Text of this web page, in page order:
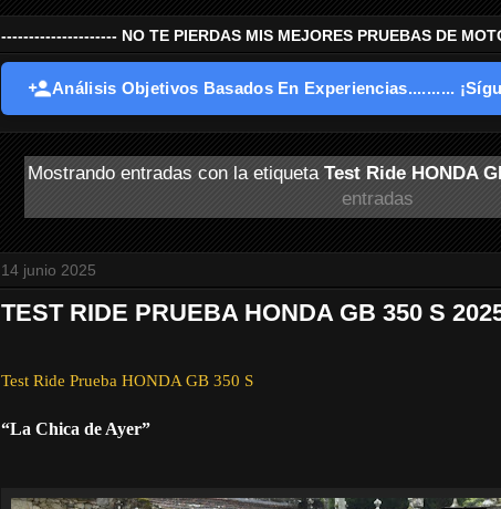
--------------------- NO TE PIERDAS MIS MEJORES PRUEBAS DE
Análisis Objetivos Basados En Experiencias..........
Mostrando entradas con la etiquetaTest Ride HONDA
entradas
14 junio 2025
TEST RIDE PRUEBA HONDA GB 350 S
Test Ride Prueba HONDA GB 350 S
“La Chica de Ayer”